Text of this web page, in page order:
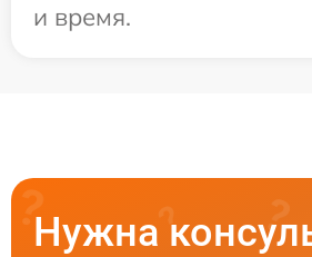
и время.
Нужна